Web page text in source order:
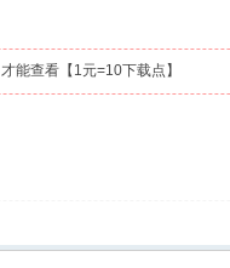
才能查看【1元=10下载点】